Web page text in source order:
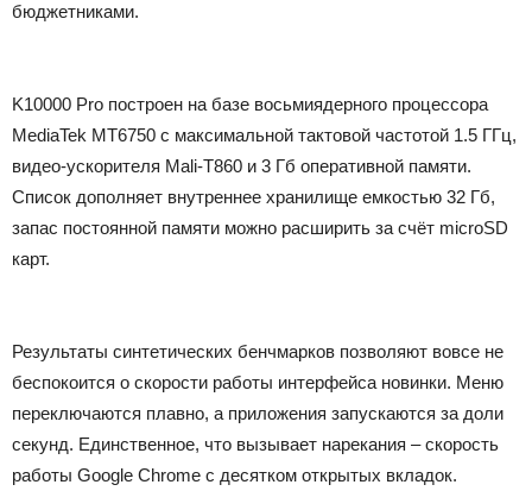
бюджетниками.
K10000 Pro построен на базе восьмиядерного процессора
MediaTek MT6750 с максимальной тактовой частотой 1.5 ГГц,
видео-ускорителя Mali-T860 и 3 Гб оперативной памяти.
Список дополняет внутреннее хранилище емкостью 32 Гб,
запас постоянной памяти можно расширить за счёт microSD
карт.
Результаты синтетических бенчмарков позволяют вовсе не
беспокоится о скорости работы интерфейса новинки. Меню
переключаются плавно, а приложения запускаются за доли
секунд. Единственное, что вызывает нарекания – скорость
работы Google Chrome с десятком открытых вкладок.